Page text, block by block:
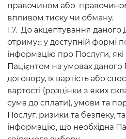
правочином або
впливом тиску чи обману.
1.7. До акцептування даного
отримує у доступній формі
інформацію про Послуги,
Пацієнтом на умовах даного
договору, їх вартість або
вартості (розцінки з яких
сума до сплати), умови та
Послуг, ризики та безпеку,
інформацію, що необхідна